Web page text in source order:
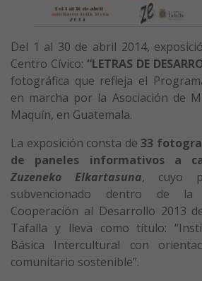
Del 1 al 30 de abril 2014,
Centro Cívico: “LETRAS DE
fotográfica que refleja el
en marcha por la Asociación de
Maquín, en Guatemala.
La exposición consta de 33
de paneles informativos a
Zuzeneko Elkartasuna, cuyo
subvencionado dentro de la
Cooperación al Desarrollo 2013
Tafalla y lleva como título:
Básica Intercultural con
comunitario sostenible”.